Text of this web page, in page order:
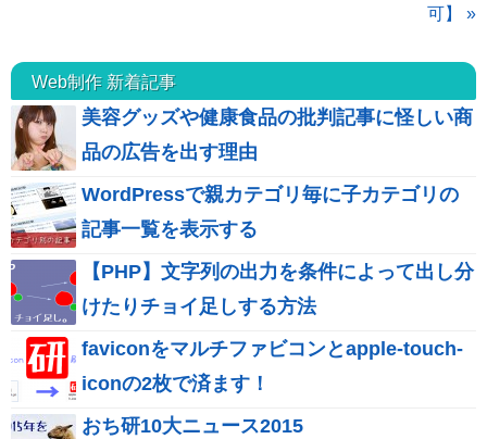
可】 »
Web制作 新着記事
美容グッズや健康食品の批判記事に怪しい商
品の広告を出す理由
WordPressで親カテゴリ毎に子カテゴリの
記事一覧を表示する
【PHP】文字列の出力を条件によって出し分
けたりチョイ足しする方法
faviconをマルチファビコンとapple-touch-
iconの2枚で済ます！
おち研10大ニュース2015